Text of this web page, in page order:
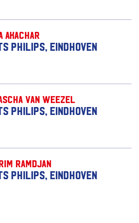
Akachar
Philips, Eindhoven
van Weezel
Philips, Eindhoven
Ramdjan
Philips, Eindhoven